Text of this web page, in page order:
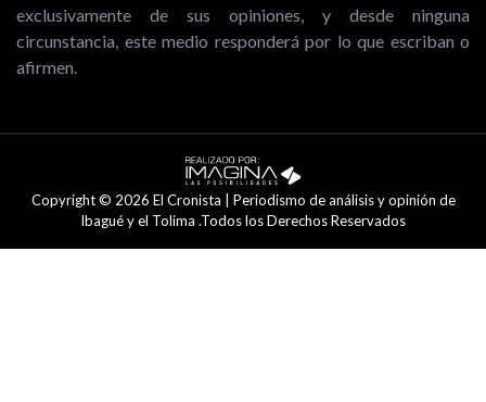
exclusivamente de sus opiniones, y desde ninguna
circunstancia, este medio responderá por lo que escriban o
afirmen.
Copyright © 2026 El Cronista | Periodismo de análisis y opinión de
Ibagué y el Tolima .Todos los Derechos Reservados